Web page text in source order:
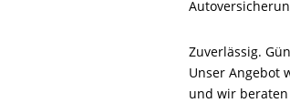
Zuverlässig.
Unser Angebot
und wir